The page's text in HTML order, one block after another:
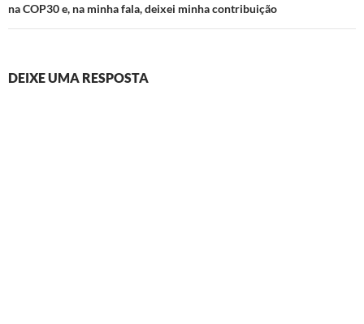
na COP30 e, na minha fala, deixei minha contribuição
DEIXE UMA RESPOSTA